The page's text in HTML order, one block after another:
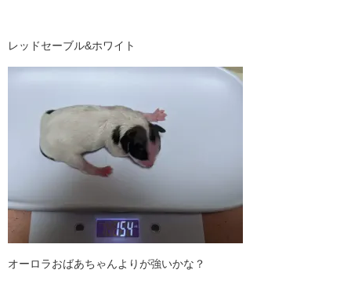
レッドセーブル&ホワイト
オーロラおばあちゃんよりが強いかな？